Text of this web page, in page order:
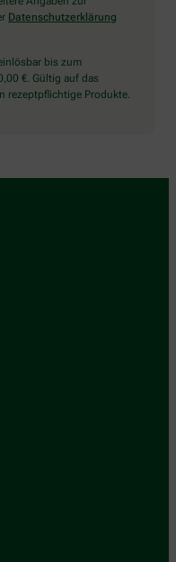
Datenschutzerklärung
bis zum
€. Gültig auf das
rezeptpflichtige Produkte.